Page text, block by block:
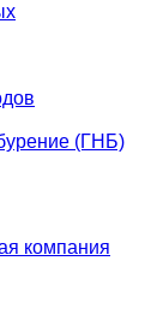
(ГНБ)
компания